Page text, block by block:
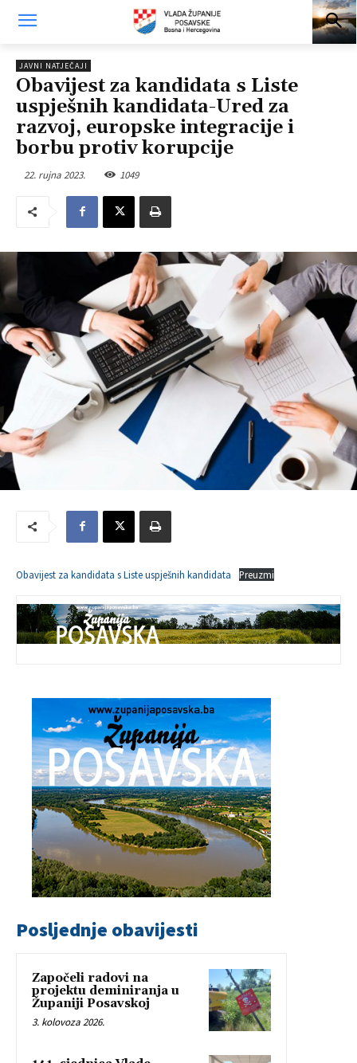
JAVNI NATJEČAJI
Obavijest za kandidata s Liste
uspješnih kandidata-Ured za
razvoj, europske integracije i
borbu protiv korupcije
22. rujna 2023. 1049
Obavijest za kandidata s Liste uspješnih kandidata Preuzmi
Posljednje obavijesti
Započeli radovi na
projektu deminiranja u
Županiji Posavskoj
3. kolovoza 2026.